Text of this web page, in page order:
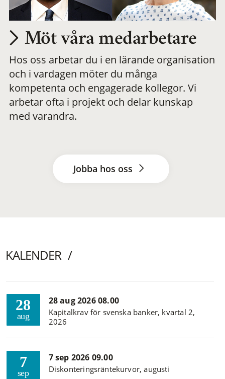
Möt våra medarbetare
Hos oss arbetar du i en lärande organisation
och i vardagen möter du många
kompetenta och engagerade kollegor. Vi
arbetar ofta i projekt och delar kunskap
med varandra.
Jobba hos oss
KALENDER
28
aug
28 aug 2026 08.00
Kapitalkrav för svenska banker, kvartal 2,
2026
7
sep
7 sep 2026 09.00
Diskonteringsräntekurvor, augusti